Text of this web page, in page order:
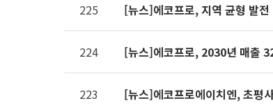
작성일
제공표
225 [뉴스]에코프로, 지역 균형 발
224 [뉴스]에코프로, 2030년 매출
223 [뉴스]에코프로에이치엔, 초평